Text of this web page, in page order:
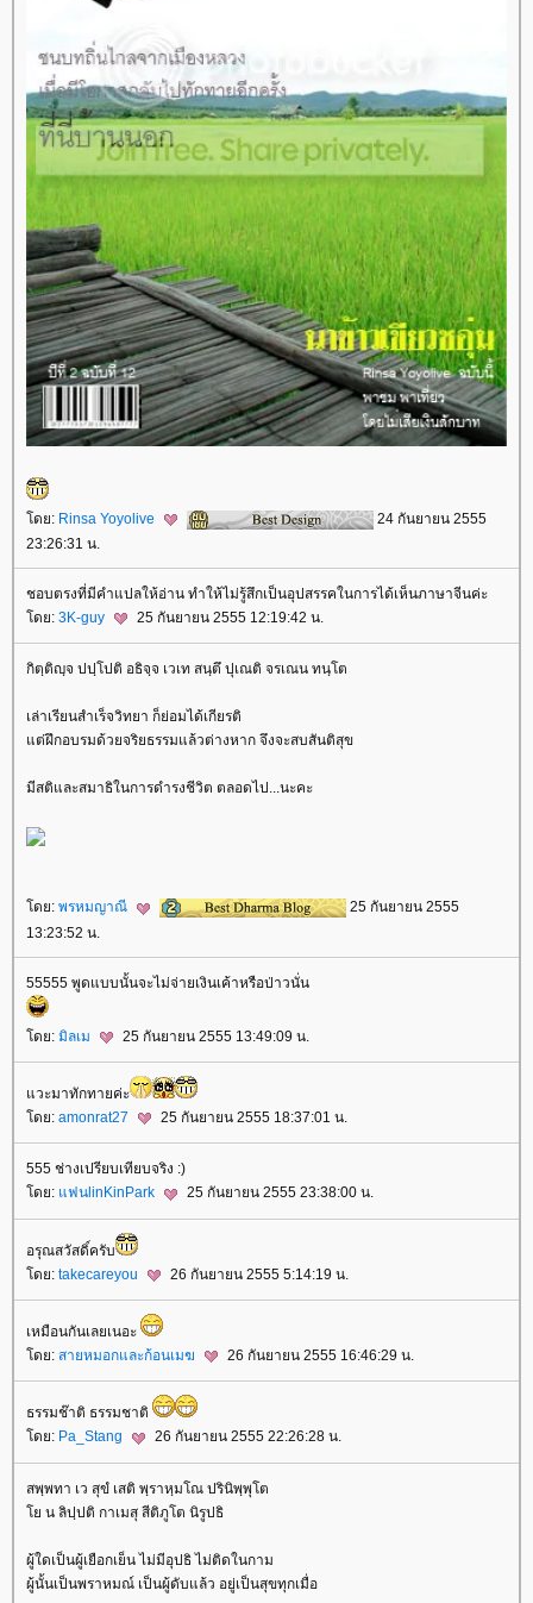
ดย: Rinsa Yoyolive
24 กันยายน 2555
23:26:31 น.
ชอบตรงที่มีคำแปลให้อ่าน ทำให้ไม่รู้สึกเป็นอุปสรรคในการได้เห็นภาษาจีนค่ะ
ดย: 3K-guy 25 กันยายน 2555 12:19:42 น.
กิตฺติญฺจ ปปฺโปติ อธิจฺจ เวเท สนฺตึ ปุเณติ จรเณน ทนฺโต
เล่าเรียนสำเร็จวิทยา ก็ย่อมได้เกียรติ
ต่ฝึกอบรมด้วยจริยธรรมแล้วต่างหาก จึงจะสบสันติสุข
มีสติและสมาธิในการดำรงชีวิต ตลอดไป...นะคะ
ดย: พรหมญาณี
25 กันยายน 2555
13:23:52 น.
55555 พูดแบบนั้นจะไม่จ่ายเงินเค้าหรือป่าวนั่น
ดย: มิลเม 25 กันยายน 2555 13:49:09 น.
วะมาทักทายค่ะ
ดย: amonrat27 25 กันยายน 2555 18:37:01 น.
555 ช่างเปรียบเทียบจริง :)
ดย: ฟนlinKinPark 25 กันยายน 2555 23:38:00 น.
อรุณสวัสดิ์ครับ
ดย: takecareyou 26 กันยายน 2555 5:14:19 น.
เหมือนกันเลยเนอะ
ดย: สายหมอกและก้อนเมฆ 26 กันยายน 2555 16:46:29 น.
ธรรมช๊าติ ธรรมชาติ
ดย: Pa_Stang 26 กันยายน 2555 22:26:28 น.
สพฺพทา เว สุขํ เสติ พฺราหฺมโณ ปรินิพฺพุโต
น ลิปฺปติ กาเมสุ สีติภูโต นิรูปธิ
ผู้ใดเป็นผู้เยือกเย็น ไม่มีอุปธิ ไม่ติดในกาม
ผู้นั้นเป็นพราหมณ์ เป็นผู้ดับแล้ว อยู่เป็นสุขทุกเมื่อ